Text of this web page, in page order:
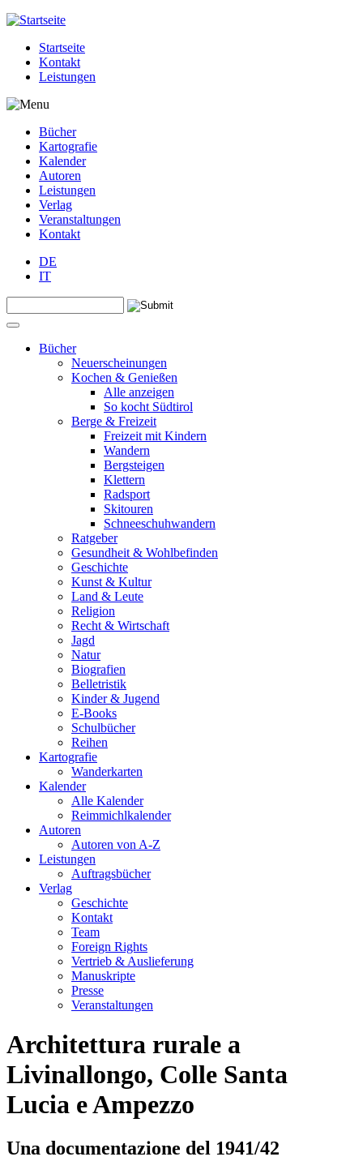
Jump to navigation
Startseite
Kontakt
Leistungen
Bücher
Kartografie
Kalender
Autoren
Leistungen
Verlag
Veranstaltungen
Kontakt
DE
IT
Suchformular
Bücher
Neuerscheinungen
Kochen & Genießen
Alle anzeigen
So kocht Südtirol
Berge & Freizeit
Freizeit mit Kindern
Wandern
Bergsteigen
Klettern
Radsport
Skitouren
Schneeschuhwandern
Ratgeber
Gesundheit & Wohlbefinden
Geschichte
Kunst & Kultur
Land & Leute
Religion
Recht & Wirtschaft
Jagd
Natur
Biografien
Belletristik
Kinder & Jugend
E-Books
Schulbücher
Reihen
Kartografie
Wanderkarten
Kalender
Alle Kalender
Reimmichlkalender
Autoren
Autoren von A-Z
Leistungen
Auftragsbücher
Verlag
Geschichte
Kontakt
Team
Foreign Rights
Vertrieb & Auslieferung
Manuskripte
Presse
Veranstaltungen
Architettura rurale a
Livinallongo, Colle Santa
Lucia e Ampezzo
Una documentazione del 1941/42